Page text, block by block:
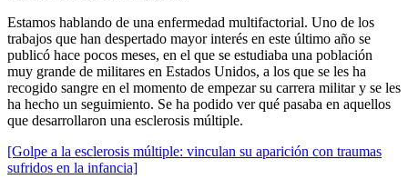
Estamos hablando de una enfermedad multifactorial. Uno de los
trabajos que han despertado mayor interés en este último año se
publicó hace pocos meses, en el que se estudiaba una población
muy grande de militares en Estados Unidos, a los que se les ha
recogido sangre en el momento de empezar su carrera militar y se les
ha hecho un seguimiento. Se ha podido ver qué pasaba en aquellos
que desarrollaron una esclerosis múltiple.
[Golpe a la esclerosis múltiple: vinculan su aparición con traumas
sufridos en la infancia]